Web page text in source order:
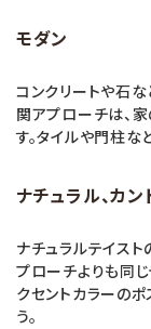
モダン
コンクリートや石
関アプローチは、
す。タイルや門柱な
ナチュラル、カン
ナチュラルテイス
プローチよりも同
クセントカラーの
う。